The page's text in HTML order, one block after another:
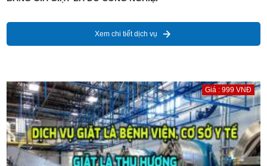
Xem chi tiết dịch vụ
Giá : 999 VNĐ